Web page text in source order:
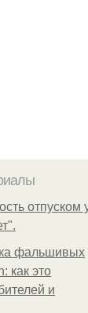
отпуском
фальшивых
как это
и